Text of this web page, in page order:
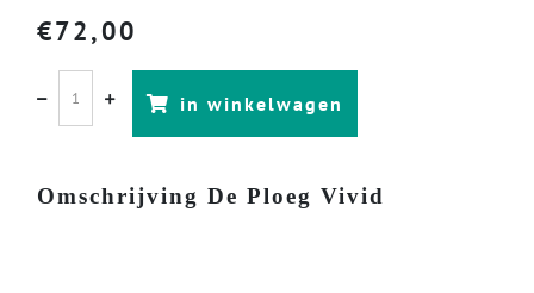
€72,00
in winkelwagen
Omschrijving De Ploeg Vivid